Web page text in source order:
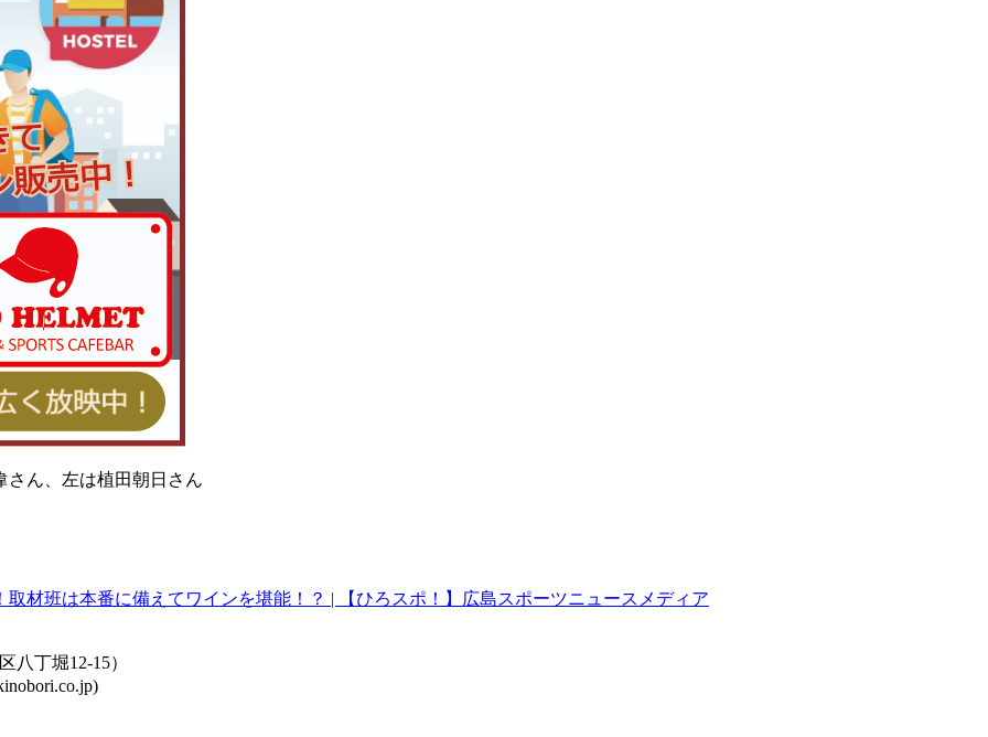
さん、左は植田朝日さん
取材班は本番に備えてワインを堪能！？ | 【ひろスポ！】広島スポーツニュースメディア
八丁堀12-15）